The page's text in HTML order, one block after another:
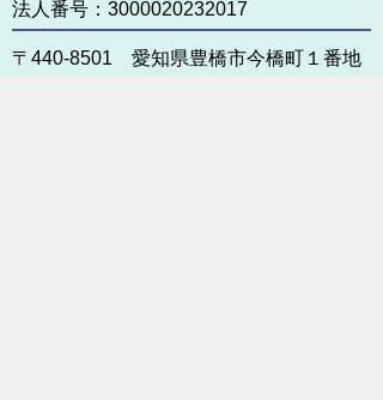
法人番号：3000020232017
〒440-8501 愛知県豊橋市今橋町１番地